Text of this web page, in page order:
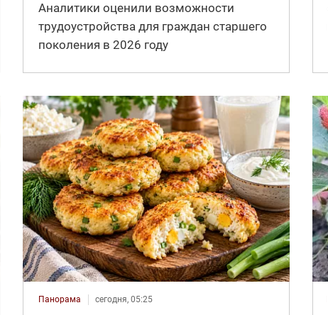
Аналитики оценили возможности
трудоустройства для граждан старшего
поколения в 2026 году
Панорама сегодня, 05:25